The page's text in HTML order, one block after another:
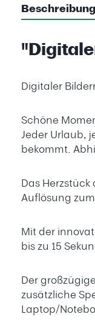
Beschreibung
Digitaler
Schöne
Jeder Urlaub,
bekommt.
Das
Auflösung
Mit der
bis zu 15
Der
zusätzliche
Laptop/